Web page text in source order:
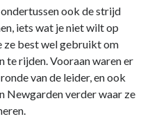
ook de strijd
iets wat je niet wilt op
ze best wel gebruikt om
te rijden. Vooraan waren er
van de leider, en ook
Newgarden verder waar ze